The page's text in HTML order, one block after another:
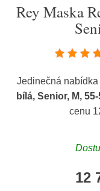
Rey Maska
Jedinečná nabídka
bílá, Senior, M,
cenu
12